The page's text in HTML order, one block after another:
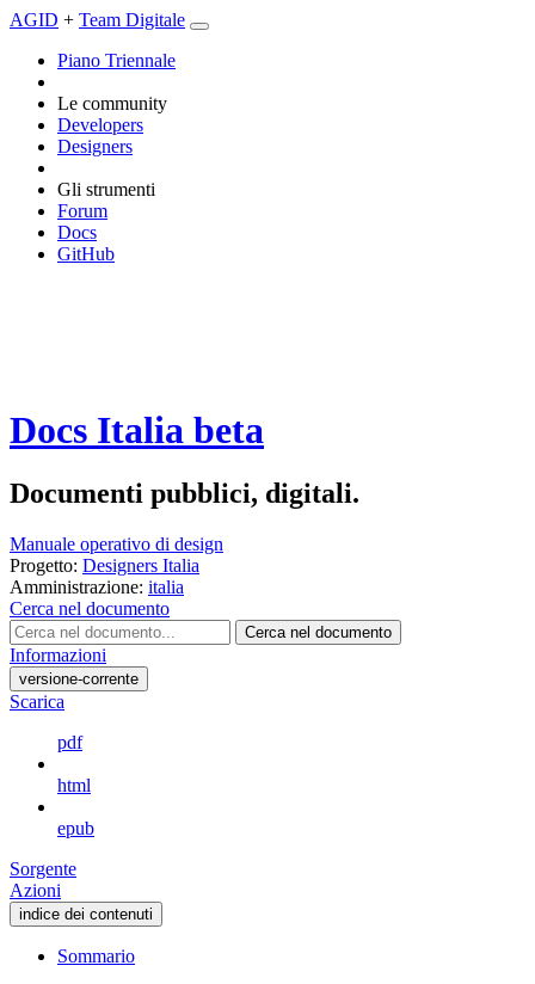
AGID + Team Digitale
Piano Triennale
Le community
Developers
Designers
Gli strumenti
Forum
Docs
GitHub
Docs Italia beta
Documenti pubblici, digitali.
Manuale operativo di design
Progetto: Designers Italia
Amministrazione: italia
Cerca nel documento
Cerca nel documento
Informazioni
versione-corrente
Scarica
pdf
html
epub
Sorgente
Azioni
indice dei contenuti
Sommario